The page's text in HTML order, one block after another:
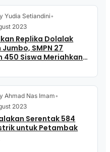
Yudia Setiandini•
2023
Replika Dolalak
Jumbo, SMPN 27
450 Siswa Meriahkan
Ahmad Nas Imam•
2023
Serentak 584
untuk Petambak